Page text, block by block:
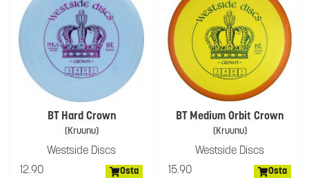
BT Hard Crown
(Kruunu)
Westside Discs
12.90
Osta
BT Medium Orbit Crown
(Kruunu)
Westside Discs
15.90
Osta